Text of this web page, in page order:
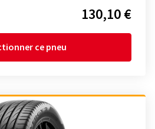
130,10 €
ce pneu